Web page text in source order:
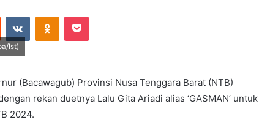
Reddit VKontakteOdnoklassniki
Ist)
(Bacawagub) Provinsi Nusa Tenggara Barat (NTB)
rekan duetnya Lalu Gita Ariadi alias ‘GASMAN’ untuk
2024.